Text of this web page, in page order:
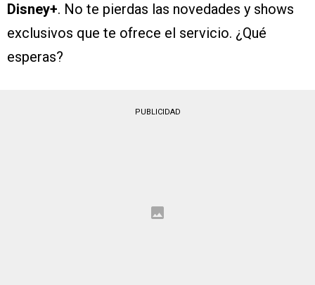
Disney+. No te pierdas las novedades y shows
exclusivos que te ofrece el servicio. ¿Qué
esperas?
PUBLICIDAD